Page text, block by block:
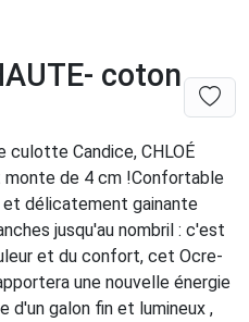
coton
culotte Candice, CHLOÉ
de 4 cm !Confortable
délicatement gainante
jusqu'au nombril : c'est
et du confort, cet Ocre-
une nouvelle énergie
d'un galon fin et lumineux ,